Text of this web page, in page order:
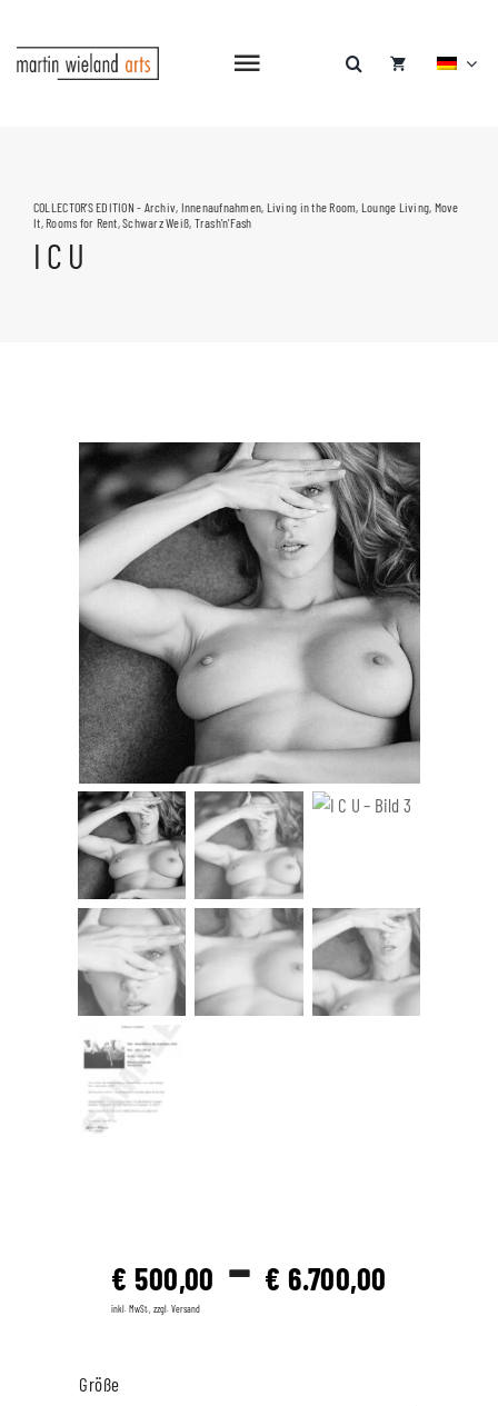
springen
Navigation
COLLECTOR'S EDITION - Archiv, Innenaufnahmen, Living in the Room, Lounge Living, Move
It,Rooms for Rent,Schwarz Weiß, Trash'n'Fash
I C U
€ 500,00 – € 6.700,00
inkl. MwSt., zzgl. Versand
Größe